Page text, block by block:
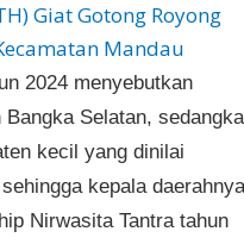
Giat Gotong Royong
Mandau
2024 menyebutkan
Selatan,
kecil yang dinilai
kepala daerahnya
Nirwasita Tantra tahun